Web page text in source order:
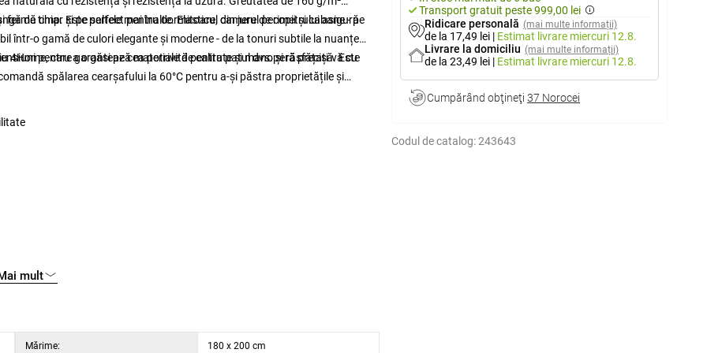
Transport gratuit peste 999,00 lei
Ridicare personală (mai multe informații)
de la 17,49 lei | Estimat livrare miercuri 12.8.
Livrare la domiciliu (mai multe informații)
de la 23,49 lei | Estimat livrare miercuri 12.8.
Cumpărând obţineţi 37 Norocei
Codul de catalog:243643
de timp. Este perfect pentru dormitoare, camere de copii și cabane - pe
chiar și pe saltele mai înalte. Elasticul din jurul perimetrului asigură
într-o gamă de culori elegante și moderne - de la tonuri subtile la nuanțe
pentru a o găsi pe cea potrivită pentru patul dvs. și răsfățați-vă cu
care garantează materiale de calitate și manoperă precisă. Este
spălarea cearșafului la 60°C pentru a-și păstra proprietățile și
mult
Mărime: 180 x 200 cm